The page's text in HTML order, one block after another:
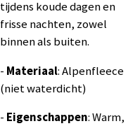
tijdens koude dagen en
frisse nachten, zowel
binnen als buiten.
- Materiaal: Alpenfleece
(niet waterdicht)
- Eigenschappen: Warm,